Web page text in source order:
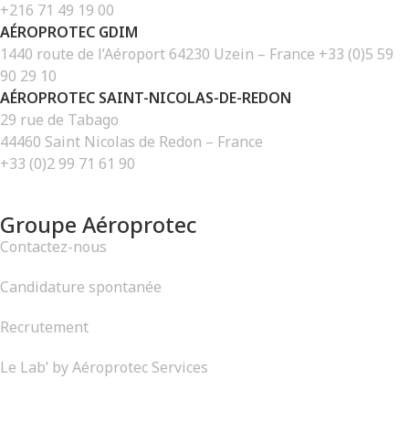
+216 71 49 19 00
AÉROPROTEC GDIM
1440 route de l’Aéroport 64230 Uzein – France +33 (0)5 59
90 29 10
AÉROPROTEC SAINT-NICOLAS-DE-REDON
29 rue de Tabago
44460 Saint Nicolas de Redon – France
+33 (0)2 99 71 61 90
Groupe Aéroprotec
Contactez-nous
Candidature spontanée
Recrutement
Le Lab’ by Aéroprotec Services